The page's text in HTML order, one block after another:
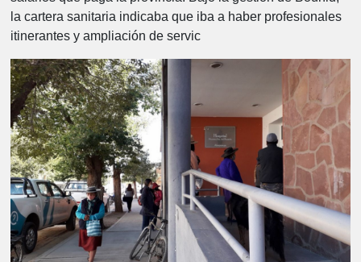
la cartera sanitaria indicaba que iba a haber profesionales
itinerantes y ampliación de servic